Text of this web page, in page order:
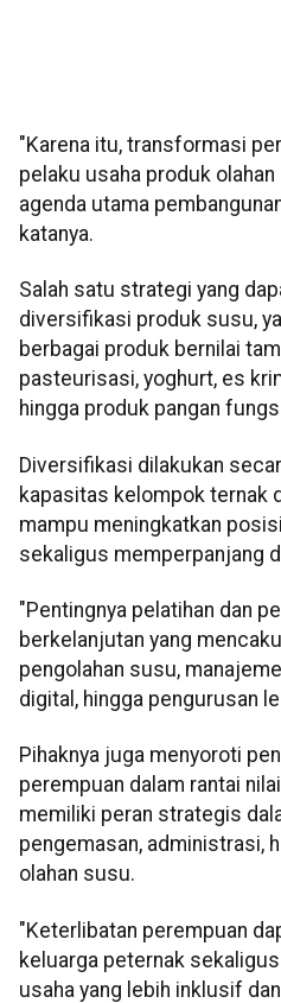
"Karena itu, transformasi
pelaku usaha produk
agenda utama
katanya.
Salah satu strategi yang
diversifikasi produk susu,
berbagai produk bernilai
pasteurisasi, yoghurt, es
hingga produk pangan
Diversifikasi dilakukan
kapasitas kelompok ternak
mampu meningkatkan
sekaligus memperpanjang
"Pentingnya pelatihan dan
berkelanjutan yang
pengolahan susu,
digital, hingga pengurusan
Pihaknya juga menyoroti
perempuan dalam rantai
memiliki peran strategis
pengemasan, administrasi,
olahan susu.
"Keterlibatan perempuan
keluarga peternak
usaha yang lebih inklusif